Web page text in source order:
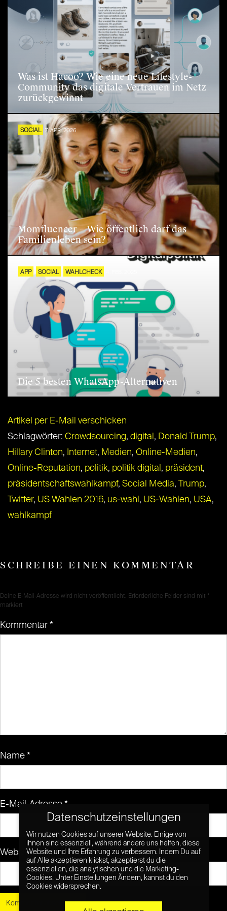
Was ist Hacoo? Wie eine neue Lifestyle-
Community das digitale Vertrauen im Netz
zurückgewinnt
SOCIAL 7. APR. 2026
Momfluencer – Wie öffentlich darf das
Familienleben sein?
APP SOCIAL WAHLCHECK
Die 5 besten WhatsApp-Alternativen
Artikel per E-Mail verschicken
Schlagwörter: Crowdsourcing, digital , Donald Trump,
Hillary Clinton, Internet, Medien, Online-Medien,
Online-Reputation, politik, politik digital , präsident,
präsidentschaftswahlkampf, Social Media, Trump,
Twitter, US Wahlen 2016, us-wahl , US-Wahlen, USA,
wahlkampf
SCHREIBE EINEN KOMMENTAR
Deine E-Mail-Adresse wird nicht veröffentlicht. Erforderliche Felder sind mit *
markiert
Kommentar *
Name *
E-Mail-Adresse *
Website
Datenschutzeinstellungen
Wir nutzen Cookies auf unserer Website. Einige von
ihnen sind essenziell, während andere uns helfen, diese
Website und Ihre Erfahrung zu verbessern. Indem Du auf
auf Alle akzeptieren klickst, akzeptierst du die
essenziellen, die analytischen und die Marketing-
Cookies. Unter Einstellungen Ändern, kannst du den
Cookies widersprechen.